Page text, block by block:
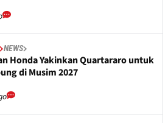
NEWS
Honda Yakinkan Quartararo untuk
di Musim 2027